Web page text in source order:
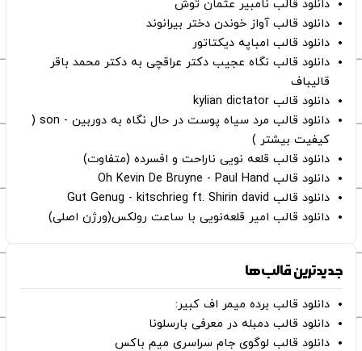
دانلود قالب نامبیر عثمان ‌توش
دانلود قالب آواز خوندن دختر بیرانوند
دانلود قالب امباپه دیکتاتور
دانلود قالب نگاه عجیب دکتر عراقچی به دکتر محمد باقر
قالیباف
دانلود قالب kylian dictator
دانلود قالب مرد سیاه پوست در حال نگاه به دوربین - son (
کیفیت بیشتر )
دانلود قالب قلعه نویی ناراحت و افسرده (متفاوت)
دانلود قالب Oh Kevin De Bruyne - Paul Hand
دانلود قالب Gut Genug - kitschrieg ft. Shirin david
دانلود قالب امیر قلعه‌نویی با ساعت رولکس(ورژن اصلی)
جدیدترین قالب‌ها
دانلود قالب برده میمر اف کبیر:
دانلود قالب دمبله در معرفی بارسلونا
دانلود قالب لوگوی جام سراسری میم باکس